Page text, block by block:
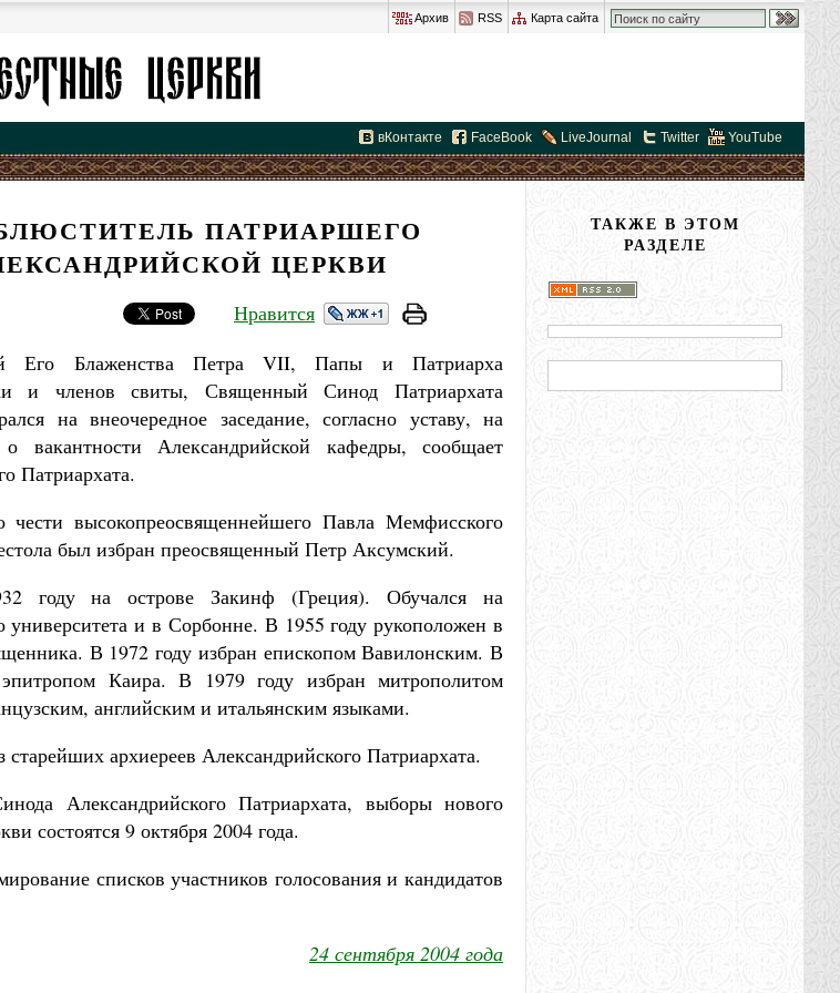
Архив RSS Карта сайта
вКонтакте FaceBook LiveJournal Twitter YouTube
ПАТРИАРШЕГО
ЦЕРКВИ
Нравится
Его Блаженства Петра VII, Папы и Патриарха
и членов свиты, Священный Синод Патриархата
на внеочередное заседание, согласно уставу, на
вакантности Александрийской кафедры, сообщает
Патриархата.
чести высокопреосвященнейшего Павла Мемфисского
был избран преосвященный Петр Аксумский.
году на острове Закинф (Греция). Обучался на
университета и в Сорбонне. В 1955 году рукоположен в
В 1972 году избран епископом Вавилонским. В
Каира. В 1979 году избран митрополитом
английским и итальянским языками.
архиереев Александрийского Патриархата.
Александрийского Патриархата, выборы нового
состоятся 9 октября 2004 года.
списков участников голосования и кандидатов
24 сентября 2004 года
ТАКЖЕ В ЭТОМ
РАЗДЕЛЕ